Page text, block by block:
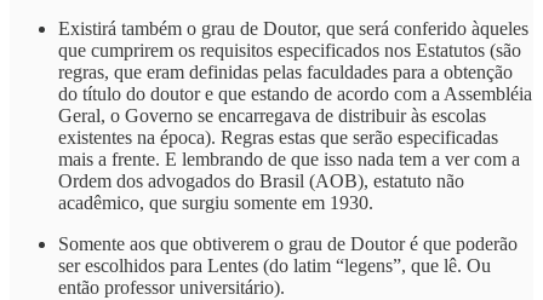
Existirá também o grau de Doutor, que será conferido àqueles
que cumprirem os requisitos especificados nos Estatutos (são
regras, que eram definidas pelas faculdades para a obtenção
do título do doutor e que estando de acordo com a Assembléia
Geral, o Governo se encarregava de distribuir às escolas
existentes na época). Regras estas que serão especificadas
mais a frente. E lembrando de que isso nada tem a ver com a
Ordem dos advogados do Brasil (AOB), estatuto não
acadêmico, que surgiu somente em 1930.
Somente aos que obtiverem o grau de Doutor é que poderão
ser escolhidos para Lentes (do latim “legens”, que lê. Ou
então professor universitário).